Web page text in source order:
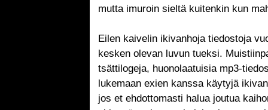
mutta imuroin sieltä kuitenkin kun
Eilen kaivelin ikivanhoja tiedostoja
kesken olevan luvun tueksi.
tsättilogeja, huonolaatuisia mp3-
lukemaan exien kanssa käytyjä
jos et ehdottomasti halua joutua